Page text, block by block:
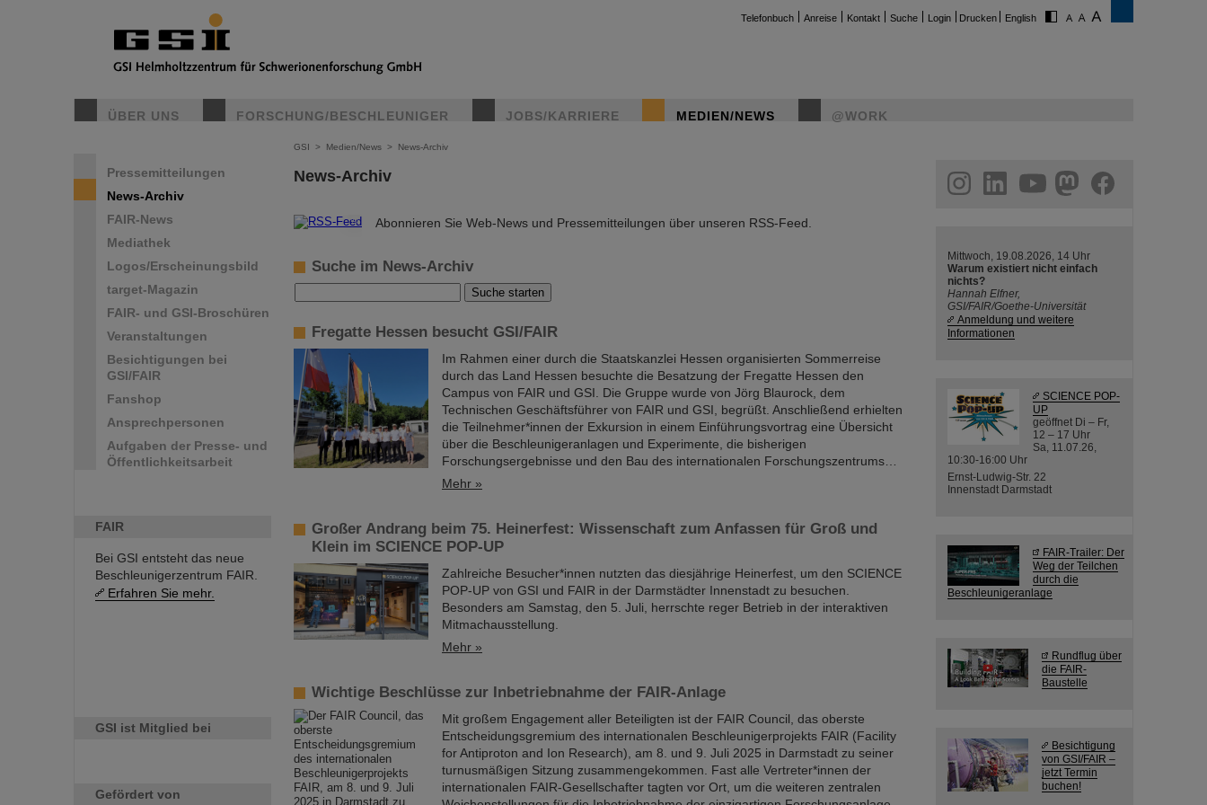
Telefonbuch Anreise Kontakt Suche Login Drucken English
ÜBER UNS FORSCHUNG/BESCHLEUNIGER JOBS/KARRIERE MEDIEN/NEWS @WORK
Pressemitteilungen
News-Archiv
FAIR-News
Mediathek
Logos/Erscheinungsbild
target-Magazin
FAIR- und GSI-Broschüren
Veranstaltungen
Besichtigungen bei
GSI/FAIR
Fanshop
Ansprechpersonen
Aufgaben der Presse- und
Öffentlichkeitsarbeit
FAIR
Bei GSI entsteht das neue
Beschleunigerzentrum FAIR.
Erfahren Sie mehr.
GSI ist Mitglied bei
Gefördert von
GSI > Medien/News > News-Archiv
News-Archiv
© Abonnieren Sie Web-News und Pressemitteilungen über unseren RSS-Feed.
Suche im News-Archiv
Fregatte Hessen besucht GSI/FAIR
Im Rahmen einer durch die Staatskanzlei Hessen organisierten Sommerreise
durch das Land Hessen besuchte die Besatzung der Fregatte Hessen den
Campus von FAIR und GSI. Die Gruppe wurde von Jörg Blaurock, dem
Technischen Geschäftsführer von FAIR und GSI, begrüßt. Anschließend erhielten
die Teilnehmer*innen der Exkursion in einem Einführungsvortrag eine Übersicht
über die Beschleunigeranlagen und Experimente, die bisherigen
Forschungsergebnisse und den Bau des internationalen Forschungszentrums…
Mehr »
Großer Andrang beim 75. Heinerfest: Wissenschaft zum Anfassen für Groß und
Klein im SCIENCE POP-UP
Zahlreiche Besucher*innen nutzten das diesjährige Heinerfest, um den SCIENCE
POP-UP von GSI und FAIR in der Darmstädter Innenstadt zu besuchen.
Besonders am Samstag, den 5. Juli, herrschte reger Betrieb in der interaktiven
Mitmachausstellung.
Mehr »
Wichtige Beschlüsse zur Inbetriebnahme der FAIR-Anlage
Mit großem Engagement aller Beteiligten ist der FAIR Council, das oberste
Entscheidungsgremium des internationalen Beschleunigerprojekts FAIR (Facility
for Antiproton and Ion Research), am 8. und 9. Juli 2025 in Darmstadt zu seiner
turnusmäßigen Sitzung zusammengekommen. Fast alle Vertreter*innen der
internationalen FAIR-Gesellschafter tagten vor Ort, um die weiteren zentralen
helmholtz.social
facebook
Mittwoch, 19.08.2026, 14 Uhr
Warum existiert nicht einfach
nichts?
Hannah Elfner,
GSI/FAIR/Goethe-Universität
Anmeldung und weitere
Informationen
SCIENCE POP-
UP
geöffnet Di – Fr,
12 – 17 Uhr
Sa, 11.07.26,
10:30-16:00 Uhr
Ernst-Ludwig-Str. 22
Innenstadt Darmstadt
FAIR-Trailer: Der
Weg der Teilchen
durch die
Beschleunigeranlage
Rundflug über
die FAIR-
Baustelle
Besichtigung
von GSI/FAIR –
jetzt Termin
buchen!